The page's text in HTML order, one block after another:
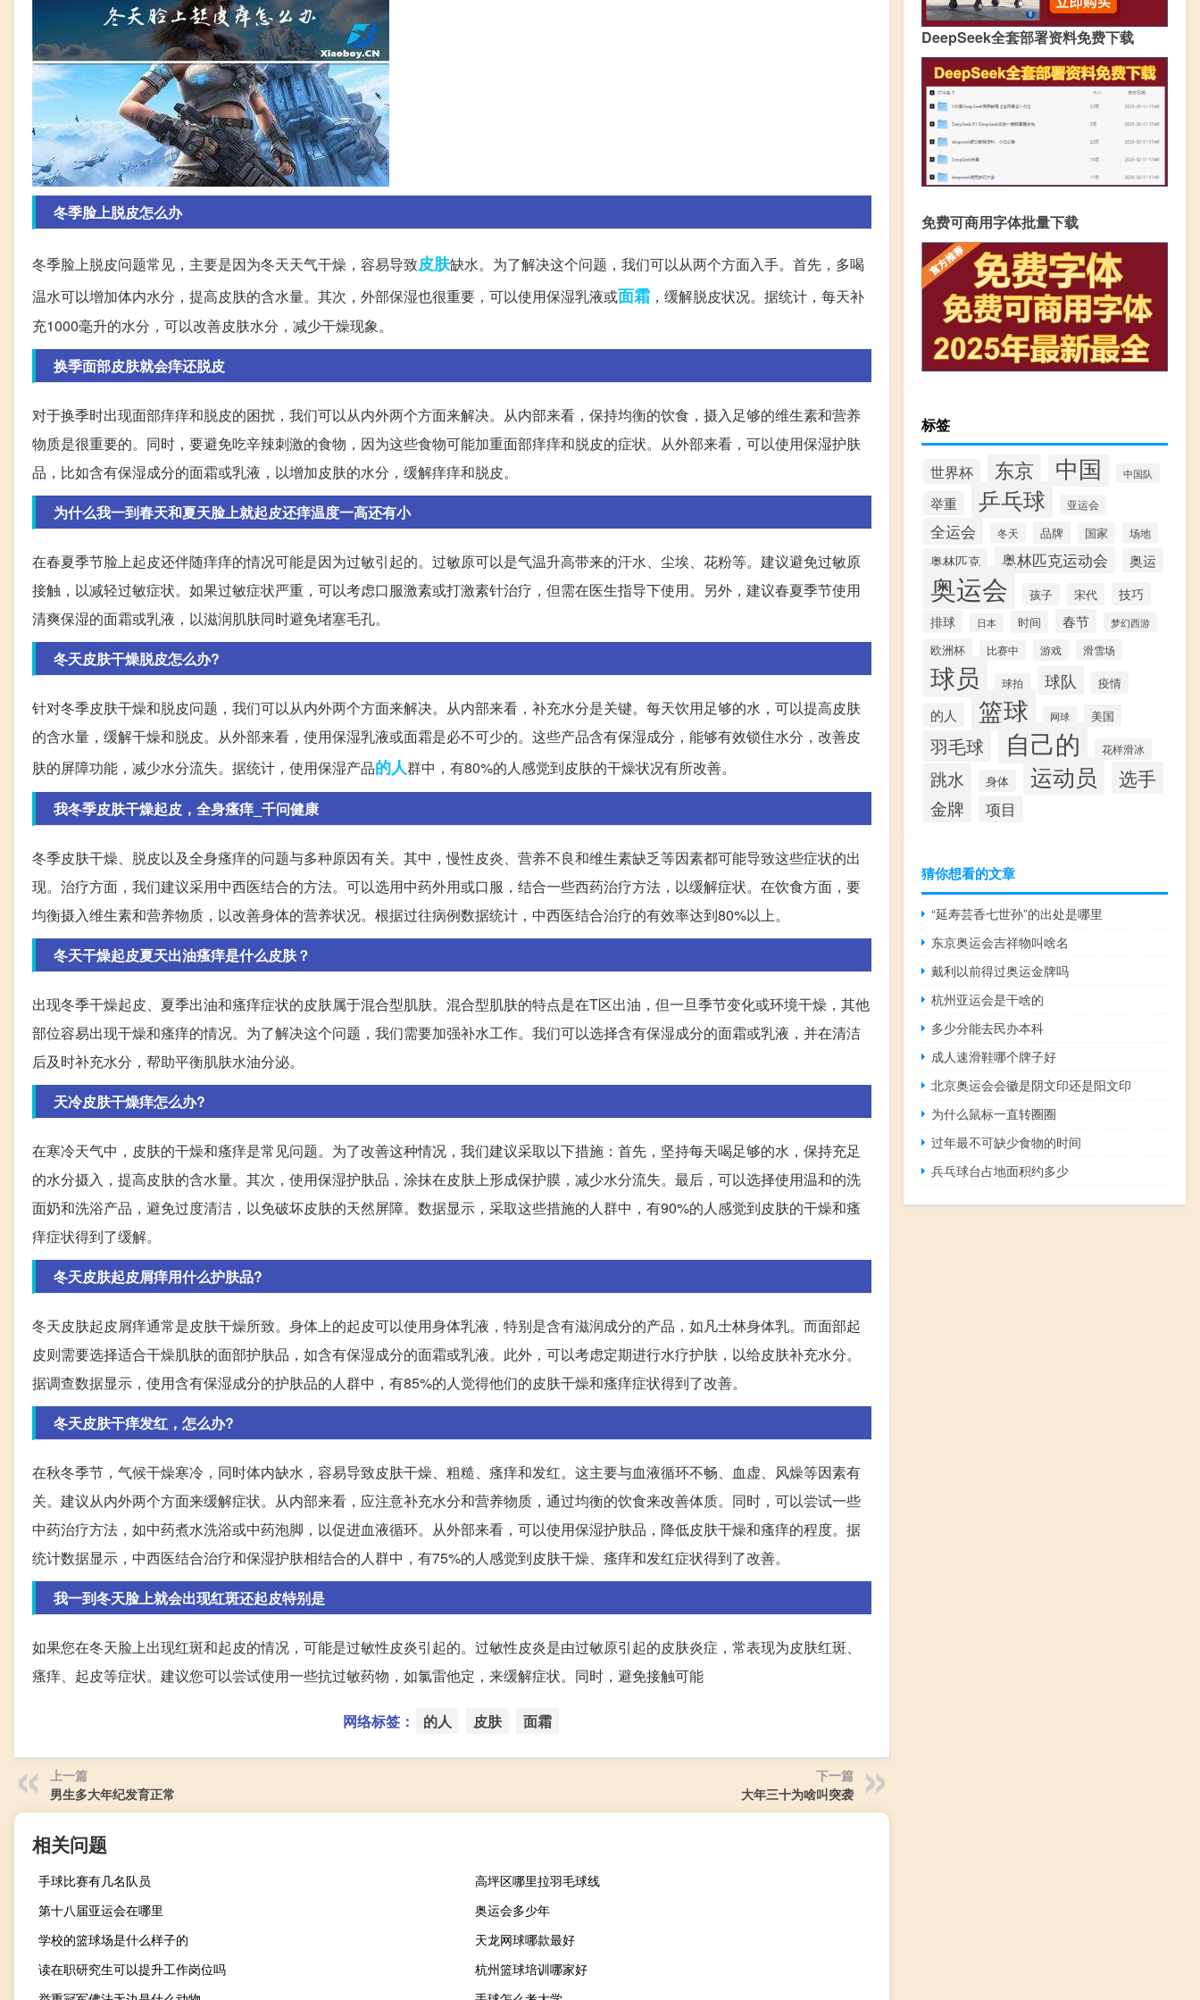
冬季脸上脱皮怎么办
冬季脸上脱皮问题常见，主要是因为冬天天气干燥，容易导致皮肤缺水。为了解决这个问题，我们可以从两个方面入手。首先，多喝
温水可以增加体内水分，提高皮肤的含水量。其次，外部保湿也很重要，可以使用保湿乳液或面霜 ，缓解脱皮状况。据统计，每天补
充1000毫升的水分，可以改善皮肤水分，减少干燥现象。
换季面部皮肤就会痒还脱皮
对于换季时出现面部痒痒和脱皮的困扰，我们可以从内外两个方面来解决。从内部来看，保持均衡的饮食，摄入足够的维生素和营养
物质是很重要的。同时，要避免吃辛辣刺激的食物，因为这些食物可能加重面部痒痒和脱皮的症状。从外部来看，可以使用保湿护肤
品，比如含有保湿成分的面霜或乳液，以增加皮肤的水分，缓解痒痒和脱皮。
为什么我一到春天和夏天脸上就起皮还痒温度一高还有小
在春夏季节脸上起皮还伴随痒痒的情况可能是因为过敏引起的。过敏原可以是气温升高带来的汗水、尘埃、花粉等。建议避免过敏原
接触，以减轻过敏症状。如果过敏症状严重，可以考虑口服激素或打激素针治疗，但需在医生指导下使用。另外，建议春夏季节使用
清爽保湿的面霜或乳液，以滋润肌肤同时避免堵塞毛孔。
冬天皮肤干燥脱皮怎么办?
针对冬季皮肤干燥和脱皮问题，我们可以从内外两个方面来解决。从内部来看，补充水分是关键。每天饮用足够的水，可以提高皮肤
的含水量，缓解干燥和脱皮。从外部来看，使用保湿乳液或面霜是必不可少的。这些产品含有保湿成分，能够有效锁住水分，改善皮
肤的屏障功能，减少水分流失。据统计，使用保湿产品的人群中，有80%的人感觉到皮肤的干燥状况有所改善。
我冬季皮肤干燥起皮，全身瘙痒_千问健康
冬季皮肤干燥、脱皮以及全身瘙痒的问题与多种原因有关。其中，慢性皮炎、营养不良和维生素缺乏等因素都可能导致这些症状的出
现。治疗方面，我们建议采用中西医结合的方法。可以选用中药外用或口服，结合一些西药治疗方法，以缓解症状。在饮食方面，要
均衡摄入维生素和营养物质，以改善身体的营养状况。根据过往病例数据统计，中西医结合治疗的有效率达到80%以上。
冬天干燥起皮夏天出油瘙痒是什么皮肤？
出现冬季干燥起皮、夏季出油和瘙痒症状的皮肤属于混合型肌肤。混合型肌肤的特点是在T区出油，但一旦季节变化或环境干燥，其他
部位容易出现干燥和瘙痒的情况。为了解决这个问题，我们需要加强补水工作。我们可以选择含有保湿成分的面霜或乳液，并在清洁
后及时补充水分，帮助平衡肌肤水油分泌。
天冷皮肤干燥痒怎么办?
在寒冷天气中，皮肤的干燥和瘙痒是常见问题。为了改善这种情况，我们建议采取以下措施：首先，坚持每天喝足够的水，保持充足
的水分摄入，提高皮肤的含水量。其次，使用保湿护肤品，涂抹在皮肤上形成保护膜，减少水分流失。最后，可以选择使用温和的洗
面奶和洗浴产品，避免过度清洁，以免破坏皮肤的天然屏障。数据显示，采取这些措施的人群中，有90%的人感觉到皮肤的干燥和瘙
痒症状得到了缓解。
冬天皮肤起皮屑痒用什么护肤品?
冬天皮肤起皮屑痒通常是皮肤干燥所致。身体上的起皮可以使用身体乳液，特别是含有滋润成分的产品，如凡士林身体乳。而面部起
皮则需要选择适合干燥肌肤的面部护肤品，如含有保湿成分的面霜或乳液。此外，可以考虑定期进行水疗护肤，以给皮肤补充水分。
据调查数据显示，使用含有保湿成分的护肤品的人群中，有85%的人觉得他们的皮肤干燥和瘙痒症状得到了改善。
冬天皮肤干痒发红，怎么办?
在秋冬季节，气候干燥寒冷，同时体内缺水，容易导致皮肤干燥、粗糙、瘙痒和发红。这主要与血液循环不畅、血虚、风燥等因素有
关。建议从内外两个方面来缓解症状。从内部来看，应注意补充水分和营养物质，通过均衡的饮食来改善体质。同时，可以尝试一些
中药治疗方法，如中药煮水洗浴或中药泡脚，以促进血液循环。从外部来看，可以使用保湿护肤品，降低皮肤干燥和瘙痒的程度。据
统计数据显示，中西医结合治疗和保湿护肤相结合的人群中，有75%的人感觉到皮肤干燥、瘙痒和发红症状得到了改善。
我一到冬天脸上就会出现红斑还起皮特别是
如果您在冬天脸上出现红斑和起皮的情况，可能是过敏性皮炎引起的。过敏性皮炎是由过敏原引起的皮肤炎症，常表现为皮肤红斑、
瘙痒、起皮等症状。建议您可以尝试使用一些抗过敏药物，如氯雷他定，来缓解症状。同时，避免接触可能
网络标签： 的人 皮肤 面霜
上一篇
男生多大年纪发育正常
下一篇
大年三十为啥叫突袭
相关问题
手球比赛有几名队员
高坪区哪里拉羽毛球线
第十八届亚运会在哪里
奥运会多少年
学校的篮球场是什么样子的
天龙网球哪款最好
读在职研究生可以提升工作岗位吗
杭州篮球培训哪家好
DeepSeek全套部署资料免费下载
免费可商用字体批量下载
标签
世界杯 东京 中国 中国队
举重 乒乓球 亚运会
全运会 冬天 品牌 国家 场地
奥林匹克 奥林匹克运动会 奥运
奥运会 孩子 宋代
技巧
排球
日本 时间 春节 梦幻西游
欧洲杯 比赛中 游戏 滑雪场
球员 球拍 球队 疫情
的人 篮球 网球 美国
羽毛球 自己的 花样滑冰
跳水 身体 运动员 选手
金牌 项目
猜你想看的文章
“延寿芸香七世孙”的出处是哪里
东京奥运会吉祥物叫啥名
戴利以前得过奥运金牌吗
杭州亚运会是干啥的
多少分能去民办本科
成人速滑鞋哪个牌子好
北京奥运会会徽是阴文印还是阳文印
为什么鼠标一直转圈圈
过年最不可缺少食物的时间
兵乓球台占地面积约多少